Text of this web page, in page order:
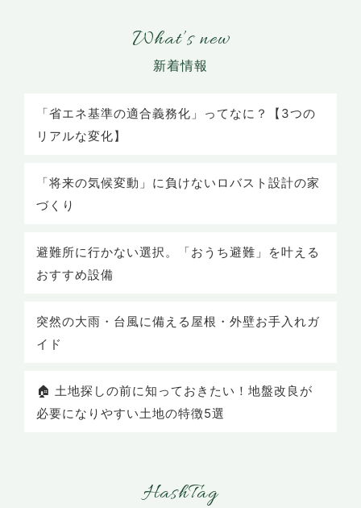
What’s new
「省エネ基準の適合義務化」ってなに？【3つの
リアルな変化】
「将来の気候変動」に負けないロバスト設計の家
づくり
避難所に行かない選択。「おうち避難」を叶える
おすすめ設備
突然の大雨・台風に備える屋根・外壁お手入れガ
イド
🏠 土地探しの前に知っておきたい！地盤改良が
必要になりやすい土地の特徴5選
HashTag